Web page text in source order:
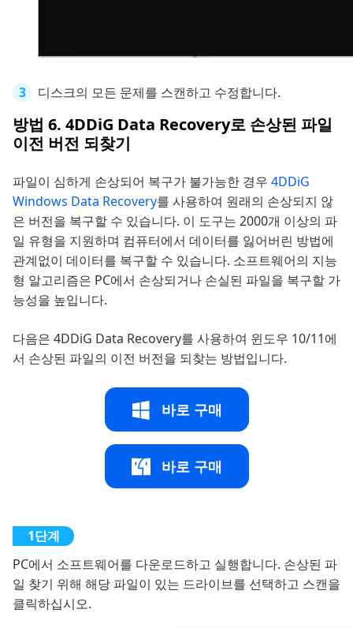
디스크의 모든 문제를 스캔하고 수정합니다.
방법 6. 4DDiG Data Recovery로 손상된 파일
이전 버전 되찾기
파일이 심하게 손상되어 복구가 불가능한 경우 4DDiG
Windows Data Recovery를 사용하여 원래의 손상되지 않
은 버전을 복구할 수 있습니다. 이 도구는 2000개 이상의 파
일 유형을 지원하며 컴퓨터에서 데이터를 잃어버린 방법에
관계없이 데이터를 복구할 수 있습니다. 소프트웨어의 지능
형 알고리즘은 PC에서 손상되거나 손실된 파일을 복구할 가
능성을 높입니다.
다음은 4DDiG Data Recovery를 사용하여 윈도우 10/11에
서 손상된 파일의 이전 버전을 되찾는 방법입니다.
바로 구매
바로 구매
PC에서 소프트웨어를 다운로드하고 실행합니다. 손상된 파
일 찾기 위해 해당 파일이 있는 드라이브를 선택하고 스캔을
클릭하십시오.